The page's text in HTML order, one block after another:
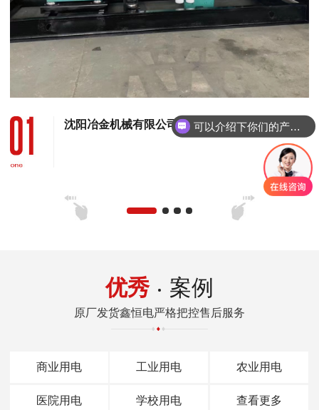
沈阳冶金机械有限公司 120KW康明斯发电机组
优秀 案例
原厂发货鑫恒电严格把控售后服务
商业用电 工业用电 农业用电
医院用电 学校用电 查看更多
可以介绍下你们的产品么